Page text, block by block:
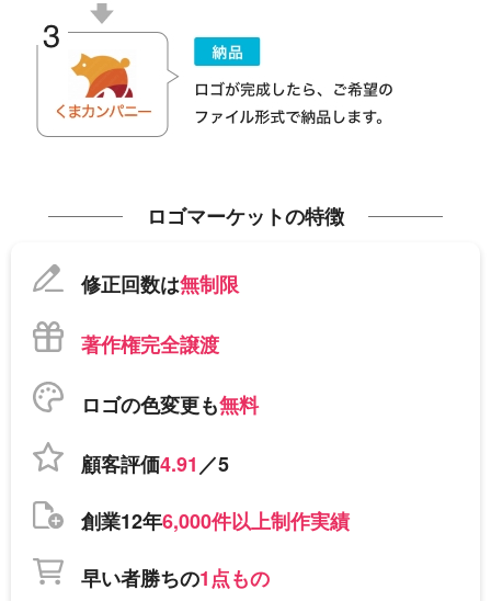
ロゴマーケットの特徴
修正回数は無制限
著作権完全譲渡
ロゴの色変更も無料
顧客評価4.91／5
創業12年6,000件以上制作実績
早い者勝ちの1点もの